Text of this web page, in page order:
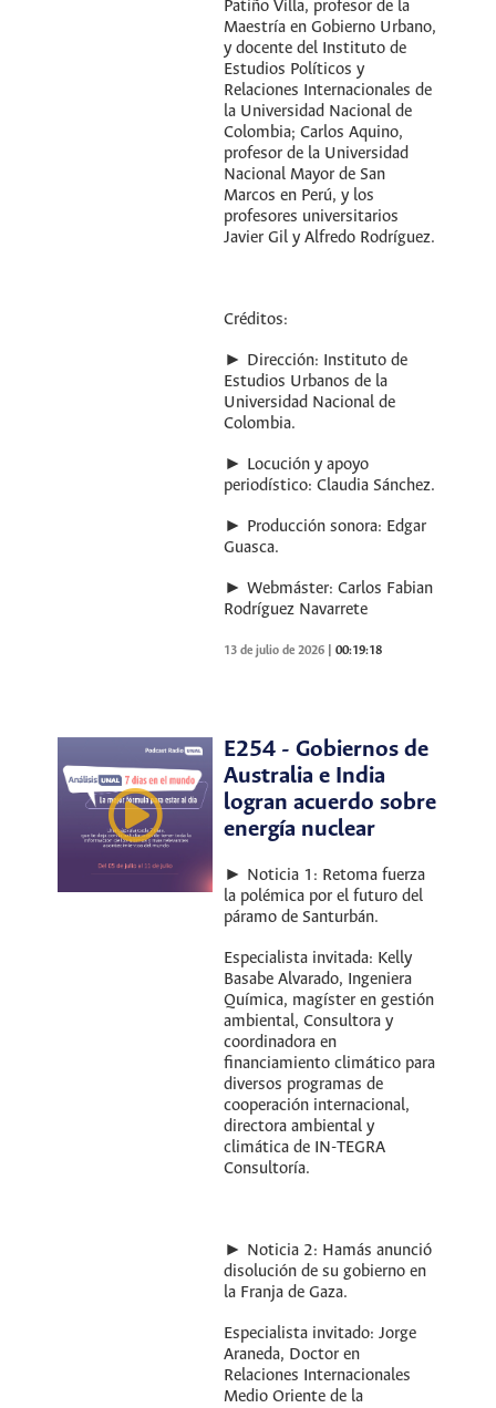
Patiño Villa, profesor de la
Maestría en Gobierno Urbano,
y docente del Instituto de
Estudios Políticos y
Relaciones Internacionales de
la Universidad Nacional de
Colombia; Carlos Aquino,
profesor de la Universidad
Nacional Mayor de San
Marcos en Perú, y los
profesores universitarios
Javier Gil y Alfredo Rodríguez.
Créditos:
► Dirección: Instituto de
Estudios Urbanos de la
Universidad Nacional de
Colombia.
► Locución y apoyo
periodístico: Claudia Sánchez.
► Producción sonora: Edgar
Guasca.
► Webmáster: Carlos Fabian
Rodríguez Navarrete
13 de julio de 2026 |00:19:18
E254 - Gobiernos de
Australia e India
logran acuerdo sobre
energía nuclear
► Noticia 1: Retoma fuerza
la polémica por el futuro del
páramo de Santurbán.
Especialista invitada: Kelly
Basabe Alvarado, Ingeniera
Química, magíster en gestión
ambiental, Consultora y
coordinadora en
financiamiento climático para
diversos programas de
cooperación internacional,
directora ambiental y
climática de IN-TEGRA
Consultoría.
► Noticia 2: Hamás anunció
disolución de su gobierno en
la Franja de Gaza.
Especialista invitado: Jorge
Araneda, Doctor en
Relaciones Internacionales
Medio Oriente de la